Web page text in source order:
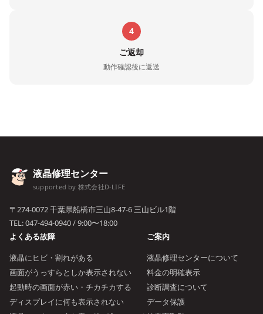
4
ご返却
動作確認後に返送
液晶修理センター
supported by 株式会社D-LIFE
〒274-0072 千葉県船橋市三山8-47-6 三山ビル1階
TEL:047-494-0940/ 9:00〜18:00
よくある故障
液晶にヒビ・割れがある
画面がうっすらとしか表示されない
起動時の画面が赤い・チカチカする
ディスプレイに何も表示されない
ご案内
液晶修理センターについて
料金の明確表示
診断調査について
データ保護